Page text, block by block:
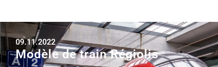
09.11.2022
Modèle de train Régiolis